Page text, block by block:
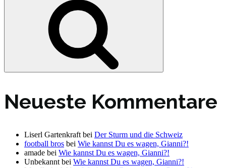
Neueste Kommentare
Liserl Gartenkraft bei Der Sturm und die Schweiz
football bros bei Wie kannst Du es wagen, Gianni?!
amade bei Wie kannst Du es wagen, Gianni?!
Unbekannt bei Wie kannst Du es wagen, Gianni?!